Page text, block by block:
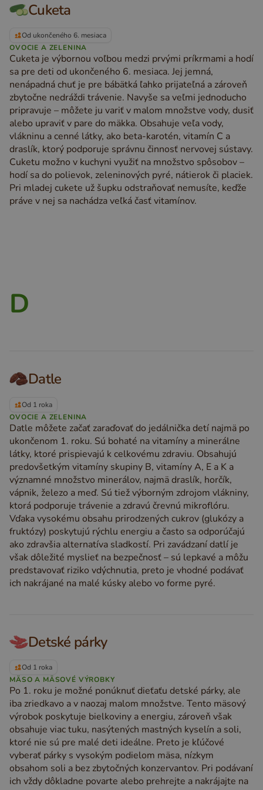
Cuketa
Od ukončeného 6. mesiaca
OVOCIE A ZELENINA
Cuketa je výbornou voľbou medzi prvými príkrmami a hodí
sa pre deti od ukončeného 6. mesiaca. Jej jemná,
nenápadná chuť je pre bábätká ľahko prijateľná a zároveň
zbytočne nedráždi trávenie. Navyše sa veľmi jednoducho
pripravuje – môžete ju variť v malom množstve vody, dusiť
alebo upraviť v pare do mäkka. Obsahuje veľa vody,
vlákninu a cenné látky, ako beta-karotén, vitamín C a
draslík, ktorý podporuje správnu činnosť nervovej sústavy.
Cuketu možno v kuchyni využiť na množstvo spôsobov –
hodí sa do polievok, zeleninových pyré, nátierok či placiek.
Pri mladej cukete už šupku odstraňovať nemusíte, keďže
práve v nej sa nachádza veľká časť vitamínov.
D
Datle
Od 1 roka
OVOCIE A ZELENINA
Datle môžete začať zaraďovať do jedálnička detí najmä po
ukončenom 1. roku. Sú bohaté na vitamíny a minerálne
látky, ktoré prispievajú k celkovému zdraviu. Obsahujú
predovšetkým vitamíny skupiny B, vitamíny A, E a K a
významné množstvo minerálov, najmä draslík, horčík,
vápnik, železo a meď. Sú tiež výborným zdrojom vlákniny,
ktorá podporuje trávenie a zdravú črevnú mikroflóru.
Vďaka vysokému obsahu prirodzených cukrov (glukózy a
fruktózy) poskytujú rýchlu energiu a často sa odporúčajú
ako zdravšia alternatíva sladkostí. Pri zavádzaní datlí je
však dôležité myslieť na bezpečnosť – sú lepkavé a môžu
predstavovať riziko vdýchnutia, preto je vhodné podávať
ich nakrájané na malé kúsky alebo vo forme pyré.
Detské párky
Od 1 roka
MÄSO A MÄSOVÉ VÝROBKY
Po 1. roku je možné ponúknuť dieťaťu detské párky, ale
iba zriedkavo a v naozaj malom množstve. Tento mäsový
výrobok poskytuje bielkoviny a energiu, zároveň však
obsahuje viac tuku, nasýtených mastných kyselín a soli,
ktoré nie sú pre malé deti ideálne. Preto je kľúčové
vyberať párky s vysokým podielom mäsa, nízkym
obsahom soli a bez zbytočných konzervantov. Pri podávaní
ich vždy dôkladne povarte alebo prehrejte a nakrájajte na